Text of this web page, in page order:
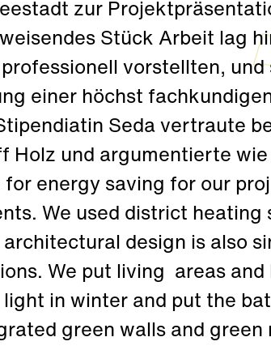
zur
Stück Arbeit lag
vorstellten,
einer höchst
Seda vertraute
Holz und argumentierte
energy saving for our
We used district
architectural design is also
We put living areas
light in winter and put the
green walls and